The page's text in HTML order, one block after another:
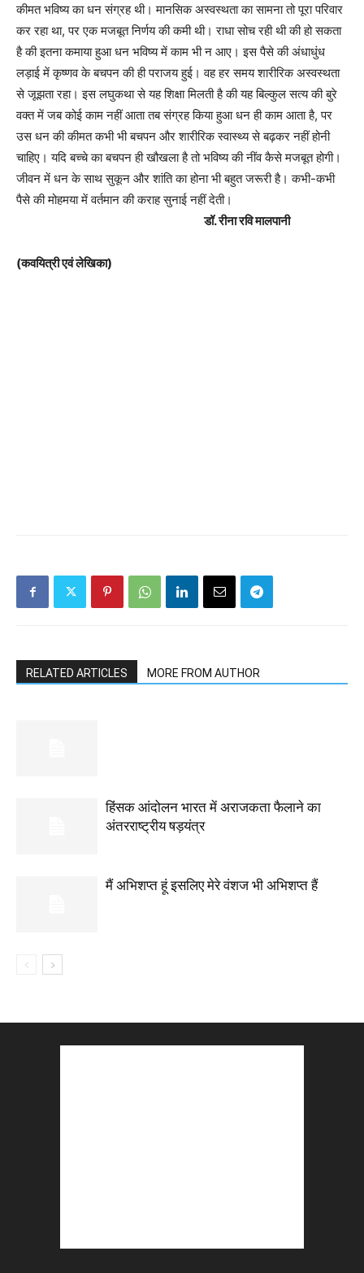
कीमत भविष्य का धन संग्रह थी। मानसिक अस्वस्थता का सामना तो पूरा परिवार
कर रहा था, पर एक मजबूत निर्णय की कमी थी। राधा सोच रही थी की हो सकता
है की इतना कमाया हुआ धन भविष्य में काम भी न आए। इस पैसे की अंधाधुंध
लड़ाई में कृष्णव के बचपन की ही पराजय हुई। वह हर समय शारीरिक अस्वस्थता
से जूझता रहा। इस लघुकथा से यह शिक्षा मिलती है की यह बिल्कुल सत्य की बुरे
वक्त में जब कोई काम नहीं आता तब संग्रह किया हुआ धन ही काम आता है, पर
उस धन की कीमत कभी भी बचपन और शारीरिक स्वास्थ्य से बढ़कर नहीं होनी
चाहिए। यदि बच्चे का बचपन ही खौखला है तो भविष्य की नींव कैसे मजबूत होगी।
जीवन में धन के साथ सुकून और शांति का होना भी बहुत जरूरी है। कभी-कभी
पैसे की मोहमया में वर्तमान की कराह सुनाई नहीं देती।
डॉ. रीना रवि मालपानी
(कवयित्री एवं लेखिका)
RELATED ARTICLES MORE FROM AUTHOR
हिंसक आंदोलन भारत में अराजकता फैलाने का
अंतरराष्ट्रीय षड़यंत्र
मैं अभिशप्त हूं इसलिए मेरे वंशज भी अभिशप्त हैं